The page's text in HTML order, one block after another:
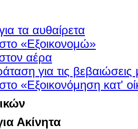
τα αυθαίρετα
«Εξοικονομώ»
αέρα
για τις βεβαιώσεις
«Εξοικονόμηση κατ'
Ακίνητα